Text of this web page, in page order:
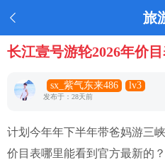
 旅
长江壹号游轮2026年价
sx_紫气东来486 lv3
发布于：28天前
计划今年年下半年带爸妈游三
价目表哪里能看到官方最新的？